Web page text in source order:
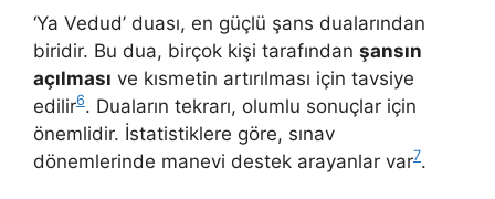
‘Ya Vedud’ duası, en güçlü şans dualarından
biridir. Bu dua, birçok kişi tarafından şansın
açılması ve kısmetin artırılması için tavsiye
edilir6. Duaların tekrarı, olumlu sonuçlar için
önemlidir. İstatistiklere göre, sınav
dönemlerinde manevi destek arayanlar var7.